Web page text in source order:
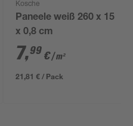
Kosche
Paneele weiß 260 x 15
x 0,8 cm
7,99 €/ m²
21,81 € / Pack